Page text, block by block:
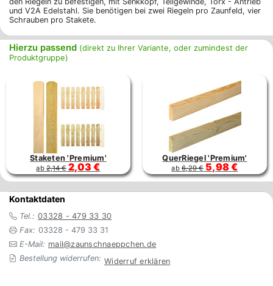
und V2A Edelstahl. Sie benötigen bei zwei Riegeln pro Zaunfeld, vier
Schrauben pro Stakete.
Hierzu passend (direkt zu Ihrer Variante, oder zumindest der
Produktgruppe)
Staketen 'Premium'
ab2,14 € 2,03 €
QuerRiegel 'Premium'
ab6,29 € 5,98 €
Kontaktdaten
Tel.: 03328 - 479 33 30
Fax: 03328 - 479 33 31
E-Mail: mail@zaunschnaeppchen.de
Bestellung widerrufen: Widerruf erklären